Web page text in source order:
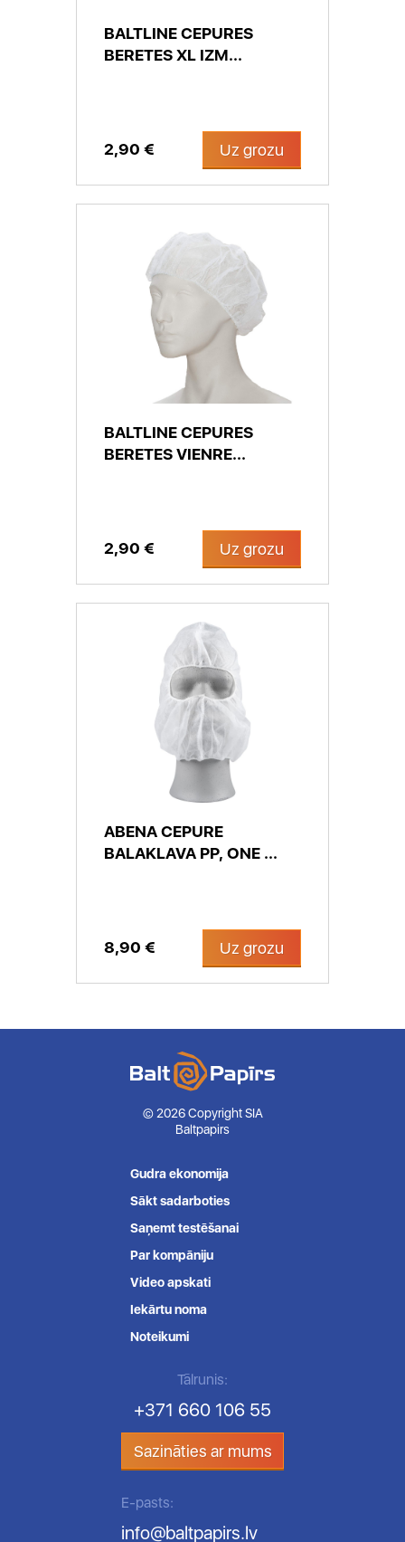
BALTLINE CEPURES
BERETES XL IZM...
2,90 € Uz grozu
BALTLINE CEPURES
BERETES VIENRE...
2,90 € Uz grozu
ABENA CEPURE
BALAKLAVA PP, ONE ...
8,90 € Uz grozu
© 2026 Copyright SIA
Baltpapirs
Gudra ekonomija
Sākt sadarboties
Saņemt testēšanai
Par kompāniju
Video apskati
Iekārtu noma
Noteikumi
Tālrunis:
+371 660 106 55
Sazināties ar mums
E-pasts:
info@baltpapirs.lv